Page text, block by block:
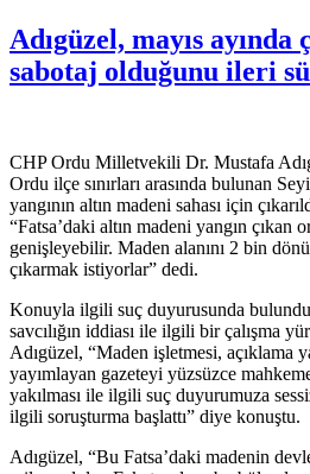
Adıgüzel, mayıs ayında
sabotaj olduğunu ileri
CHP Ordu Milletvekili Dr. Mustafa
Ordu ilçe sınırları arasında bulunan
yangının altın madeni sahası için
“Fatsa’daki altın madeni yangın çıkan
genişleyebilir. Maden alanını 2 bin
çıkarmak istiyorlar” dedi.
Konuyla ilgili suç duyurusunda
savcılığın iddiası ile ilgili bir çalışma
Adıgüzel, “Maden işletmesi, açıklama
yayımlayan gazeteyi yüzsüzce
yakılması ile ilgili suç duyurumuza
ilgili soruşturma başlattı” diye konuştu.
Adıgüzel, “Bu Fatsa’daki madenin